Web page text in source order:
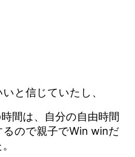
と信じていたし、
間は、自分の自由時間
ので親子でWin winだ